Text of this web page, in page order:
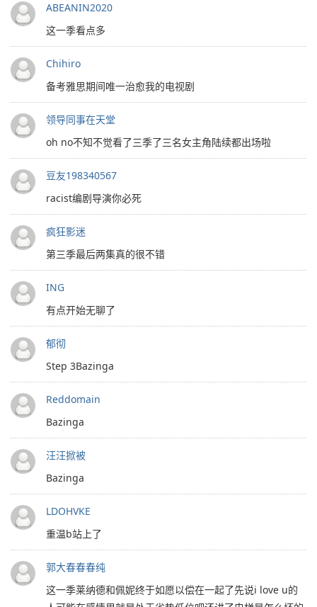
ABEANIN2020
这一季看点多
Chihiro
备考雅思期间唯一治愈我的电视剧
领导同事在天堂
oh no不知不觉看了三季了三名女主角陆续都出场啦
豆友198340567
racist编剧导演你必死
疯狂影迷
第三季最后两集真的很不错
ING
有点开始无聊了
郁彻
Step 3Bazinga
Reddomain
Bazinga
汪汪掀被
Bazinga
LDOHVKE
重温b站上了
郭大春春春纯
这一季莱纳德和佩妮终于如愿以偿在一起了先说i love u的